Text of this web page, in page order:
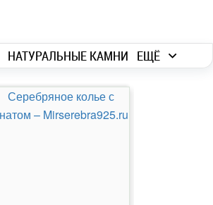
НАТУРАЛЬНЫЕ КАМНИ ЕЩЁ